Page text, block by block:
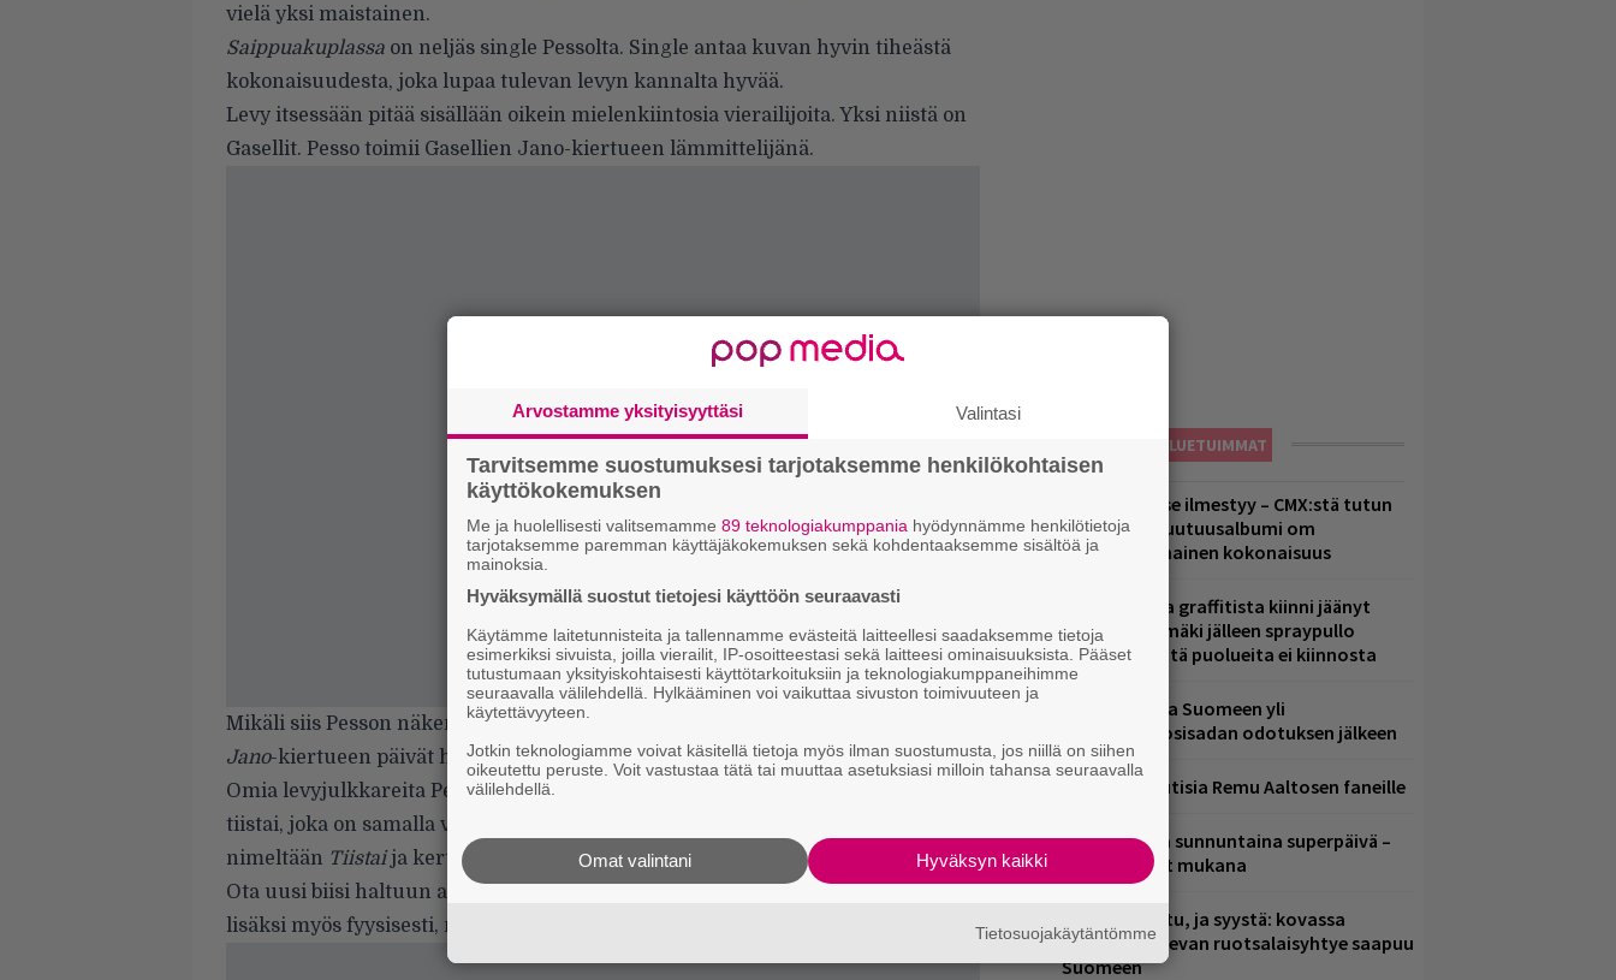
vielä yksi maistainen.
Saippuakuplassa on neljäs single Pessolta. Single antaa kuvan hyvin tiheästä
kokonaisuudesta, joka lupaa tulevan levyn kannalta hyvää.
Levy itsessään pitää sisällään oikein mielenkiintosia vierailijoita. Yksi niistä on
Gasellit. Pesso toimii Gasellien Jano-kiertueen lämmittelijänä.
Mikäli siis Pesson näkeminen livenä kiinnostaa, niin kannattaa ottaa Gasellien
Jano-kiertueen päivät haltuun vaikkatäältä.
Omia levyjulkkareita Pesso viettää Helsingin Siltasessa 27.11. Viikonpäivä on
tiistai, joka on samalla viittaus Pesson soolouraan. Ensimmäinen singlehän oli
nimeltään Tiistaija kertosäkeessä lauletaan, että silloin oli kaikki paremmin.
Ota uusi biisi haltuun alta ja tsekkaa myös biisilista. Levy julkaistaan digin
lisäksi myös fyysisesti, mutta ainoastaan vinyylinä.
LUETUIMMAT
Huomenna se ilmestyy – CMX:stä tutun
A.W. Yrjänän uutuusalbumi om
mammuttimainen kokonaisuus
Laittomasta graffitista kiinni jäänyt
Paavo Arhinmäki jälleen spraypullo
kädessä – näitä puolueita ei kiinnosta
Weezer palaa Suomeen yli
neljännesvuosisadan odotuksen jälkeen
Mainioita uutisia Remu Aaltosen faneille
Tampereella sunnuntaina superpäivä –
nämä artistit mukana
Kent mainittu, ja syystä: kovassa
nosteessa olevan ruotsalaisyhtye saapuu
Suomeen
Arvostamme yksityisyyttäsi Valintasi
Tarvitsemme suostumuksesi tarjotaksemme henkilökohtaisen
käyttökokemuksen
Me ja huolellisesti valitsemamme 89 teknologiakumppania hyödynnämme henkilötietoja
tarjotaksemme paremman käyttäjäkokemuksen sekä kohdentaaksemme sisältöä ja
mainoksia.
Hyväksymällä suostut tietojesi käyttöön seuraavasti
Käytämme laitetunnisteita ja tallennamme evästeitä laitteellesi saadaksemme tietoja
esimerkiksi sivuista, joilla vierailit, IP-osoitteestasi sekä laitteesi ominaisuuksista. Pääset
tutustumaan yksityiskohtaisesti käyttötarkoituksiin ja teknologiakumppaneihimme
seuraavalla välilehdellä. Hylkääminen voi vaikuttaa sivuston toimivuuteen ja
käytettävyyteen.
Jotkin teknologiamme voivat käsitellä tietoja myös ilman suostumusta, jos niillä on siihen
oikeutettu peruste. Voit vastustaa tätä tai muuttaa asetuksiasi milloin tahansa seuraavalla
välilehdellä.
Hyväksyn kaikki
Omat valintani
Tietosuojakäytäntömme